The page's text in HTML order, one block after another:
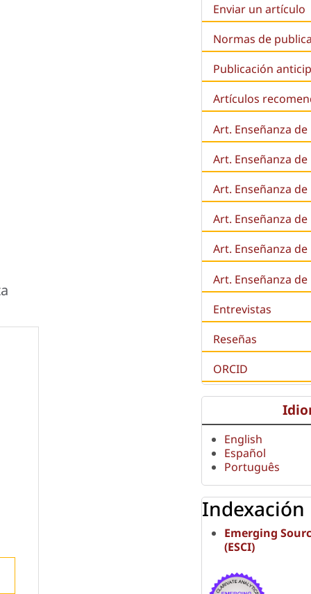
Enviar un artículo
Normas de
Publicación
Artículos
Art. Enseñanza
Art. Enseñanza
Art. Enseñanza de
Art. Enseñanza de
Art. Enseñanza
Art. Enseñanza
Entrevistas
Reseñas
ORCID
English
Español
Português
Indexación
Emerging
(ESCI)